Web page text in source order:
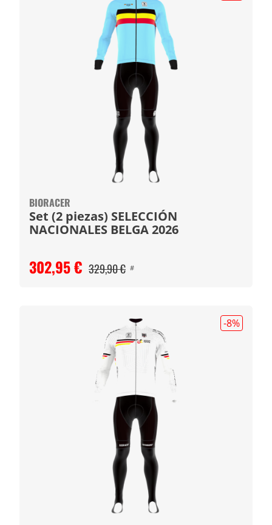
BIORACER
Set (2 piezas) SELECCIÓN
NACIONALES BELGA 2026
302,95 € 329,90 € #
-8%